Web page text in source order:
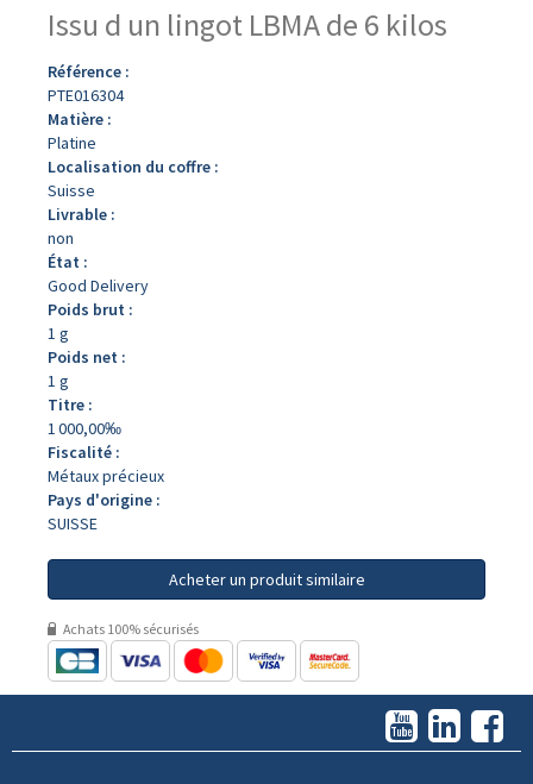
Issu d un lingot LBMA de 6 kilos
Référence :
PTE016304
Matière :
Platine
Localisation du coffre :
Suisse
Livrable :
non
État :
Good Delivery
Poids brut :
1 g
Poids net :
1 g
Titre :
1 000,00‰
Fiscalité :
Métaux précieux
Pays d'origine :
SUISSE
Acheter un produit similaire
Achats 100% sécurisés